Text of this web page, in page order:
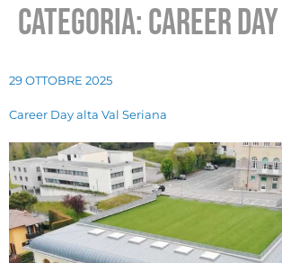
Categoria:Career Day
29 OTTOBRE 2025
Career Day alta Val Seriana